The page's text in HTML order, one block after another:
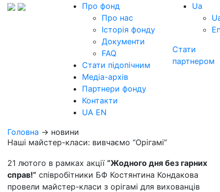
Про фонд
Про нас
Історія фонду
Документи
FAQ
Стати підопічним
Медіа-архів
Партнери фонду
Контакти
UA EN
Ua
Стати
партнером
Головна → новини
Наші майстер-класи: вивчаємо “Орігамі”
21 лютого в рамках акції “Жодного дня без гарних
справ!” співробітники БФ Костянтина Кондакова
провели майстер-класи з орігамі для вихованців